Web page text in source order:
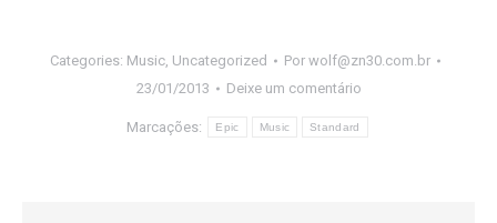
Categories: Music, Uncategorized Por wolf@zn30.com.br
23/01/2013
Deixe um comentário
Marcações: Epic Music Standard